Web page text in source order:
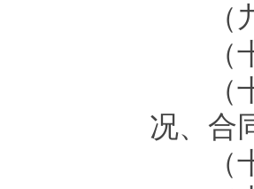
（九
（十
（十
况、合
（十